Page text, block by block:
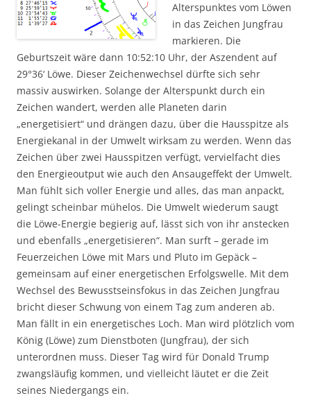
Alterspunktes vom Löwen
in das Zeichen Jungfrau
markieren. Die
Geburtszeit wäre dann 10:52:10 Uhr, der Aszendent auf
29°36‘ Löwe. Dieser Zeichenwechsel dürfte sich sehr
massiv auswirken. Solange der Alterspunkt durch ein
Zeichen wandert, werden alle Planeten darin
„energetisiert“ und drängen dazu, über die Hausspitze als
Energiekanal in der Umwelt wirksam zu werden. Wenn das
Zeichen über zwei Hausspitzen verfügt, vervielfacht dies
den Energieoutput wie auch den Ansaugeffekt der Umwelt.
Man fühlt sich voller Energie und alles, das man anpackt,
gelingt scheinbar mühelos. Die Umwelt wiederum saugt
die Löwe-Energie begierig auf, lässt sich von ihr anstecken
und ebenfalls „energetisieren“. Man surft – gerade im
Feuerzeichen Löwe mit Mars und Pluto im Gepäck –
gemeinsam auf einer energetischen Erfolgswelle. Mit dem
Wechsel des Bewusstseinsfokus in das Zeichen Jungfrau
bricht dieser Schwung von einem Tag zum anderen ab.
Man fällt in ein energetisches Loch. Man wird plötzlich vom
König (Löwe) zum Dienstboten (Jungfrau), der sich
unterordnen muss. Dieser Tag wird für Donald Trump
zwangsläufig kommen, und vielleicht läutet er die Zeit
seines Niedergangs ein.